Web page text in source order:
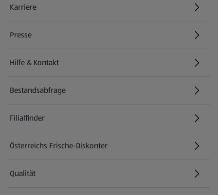
Karriere
(öffnet in einem neuen Tab)
Presse
Hilfe & Kontakt
(öffnet in einem neuen Tab)
Bestandsabfrage
(öffnet in einem neuen Tab)
Filialfinder
Österreichs Frische-Diskonter
Qualität